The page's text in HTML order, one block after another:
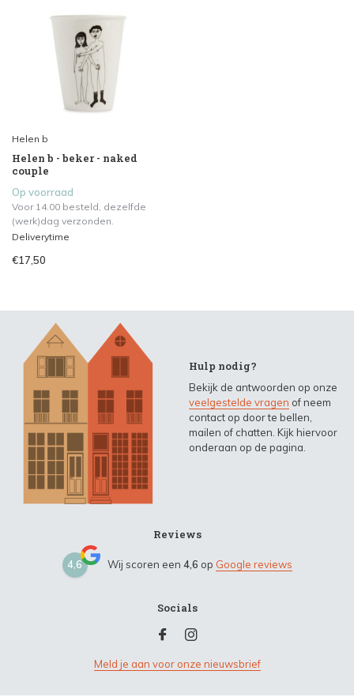
Helen b
Helen b - beker - naked
couple
Op voorraad
Voor 14.00 besteld, dezelfde
(werk)dag verzonden.
Deliverytime
€17,50
Hulp nodig?
Bekijk de antwoorden op onze
veelgestelde vragen of neem
contact op door te bellen,
mailen of chatten. Kijk hiervoor
onderaan op de pagina.
Reviews
4,6 Wij scoren een 4,6 op Google reviews
Socials
Meld je aan voor onze nieuwsbrief